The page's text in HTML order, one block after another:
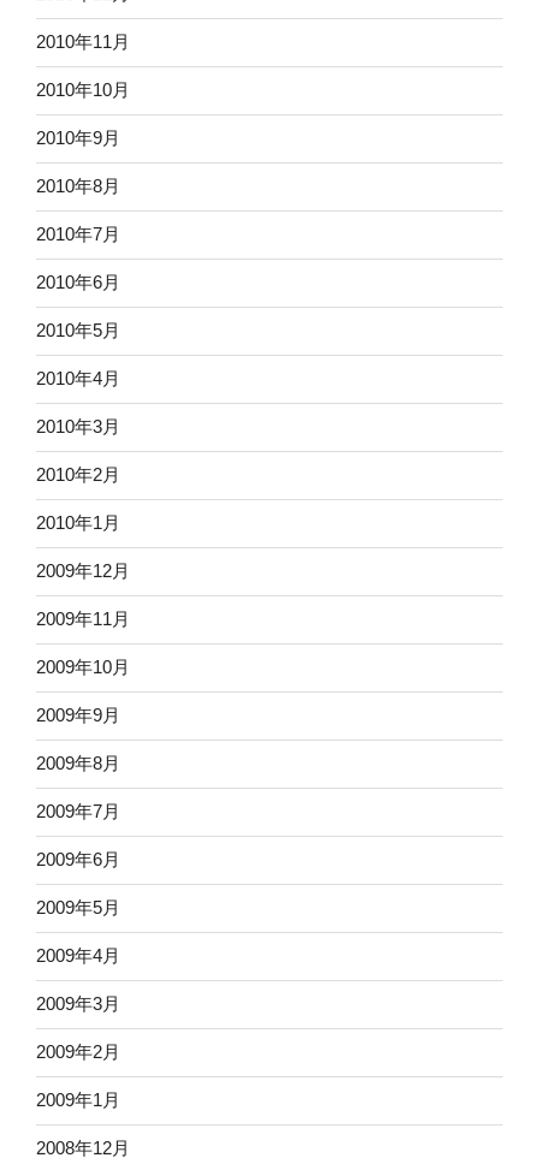
2010年11月
2010年10月
2010年9月
2010年8月
2010年7月
2010年6月
2010年5月
2010年4月
2010年3月
2010年2月
2010年1月
2009年12月
2009年11月
2009年10月
2009年9月
2009年8月
2009年7月
2009年6月
2009年5月
2009年4月
2009年3月
2009年2月
2009年1月
2008年12月